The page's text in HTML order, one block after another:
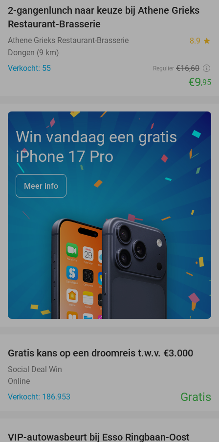
40%
NEW
TODAY
2-gangenlunch naar keuze bij Athene Grieks
Restaurant-Brasserie
Athene Grieks Restaurant-Brasserie 8.9 star
Dongen (9 km)
Verkocht: 55
Regulier €16,60
€9,95
Win vandaag een gratis
iPhone 17 Pro
Meer info
Gratis kans op een droomreis t.w.v. €3.000
Social Deal Win
Online
Verkocht: 186.953
Gratis
VIP-autowasbeurt bij Esso Ringbaan-Oost